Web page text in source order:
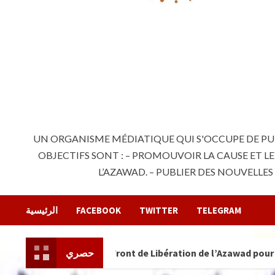
UN ORGANISME MÉDIATIQUE QUI S'OCCUPE DE
OBJECTIFS SONT : – PROMOUVOIR LA CAUSE ET
L’AZAWAD. – PUBLIER DES
الرئيسية FACEBOOK TWITTER TELEGRAM
حصري
du Front de Libération de l’Azawad pour la prochaine